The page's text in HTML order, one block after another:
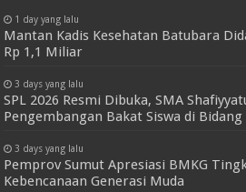
1 day yang lalu
Mantan Kadis Kesehatan Batubara
Rp 1,1 Miliar
3 days yang lalu
SPL 2026 Resmi Dibuka, SMA
Pengembangan Bakat Siswa di
3 days yang lalu
Pemprov Sumut Apresiasi BMKG
Kebencanaan Generasi Muda